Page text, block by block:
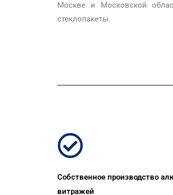
Москве и Московской
стеклопакеты.
Собственное производство
витражей